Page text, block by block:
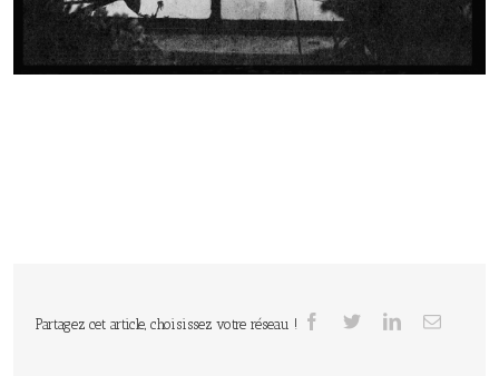
Partagez cet article, choisissez votre réseau !